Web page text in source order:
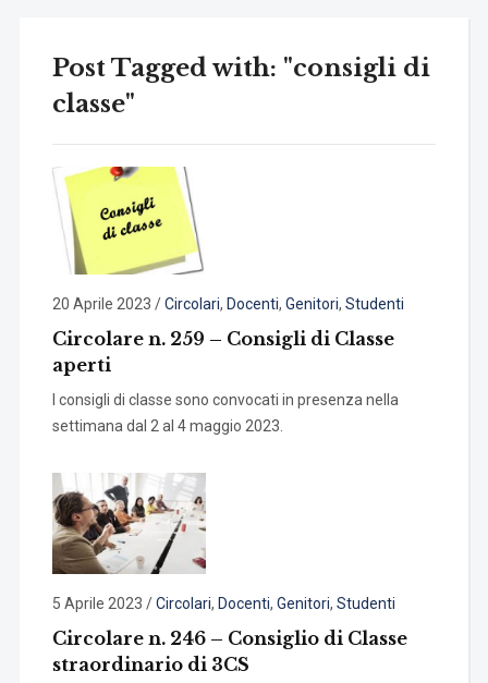
Post Tagged with: "consigli di
classe"
20 Aprile 2023 /Circolari, Docenti, Genitori, Studenti
Circolare n. 259 – Consigli di Classe
aperti
I consigli di classe sono convocati in presenza nella
settimana dal 2 al 4 maggio 2023.
5 Aprile 2023 /Circolari, Docenti, Genitori, Studenti
Circolare n. 246 – Consiglio di Classe
straordinario di 3CS